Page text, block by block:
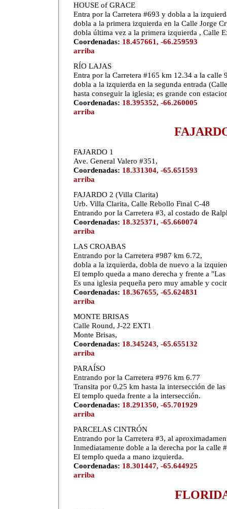
HOUSE of GRACE
Entra por la Carretera #693 y dobla a la
dobla a la primera izquierda en la Calle Jorge
dobla última vez a la primera izquierda , Calle
Coordenadas: 18.457661, -66.259593
arriba
RÍO LAJAS
Entra por la Carretera #165 km 12.34 a la calle
dobla a la izquierda en la segunda entrada
hasta conseguir la iglesia; es grande con
Coordenadas: 18.395352, -66.260005
arriba
FAJARDO 1
Ave. General Valero #351,
Coordenadas: 18.331304, -65.651593
arriba
FAJARDO 2 (Villa Clarita)
Urb. Villa Clarita, Calle Rebollo Final C-48
Entrando por la Carretera #3, al costado de
Coordenadas: 18.325371, -65.660074
arriba
LAS CROABAS
Entrando por la Carretera #987 km 6.72,
dobla a la izquierda, dobla de nuevo a la
El templo queda a mano derecha y frente a
Es una iglesia pequeña pero muy amable y
Coordenadas: 18.367655, -65.624831
arriba
MONTE BRISAS
Calle Round, J-22 EXT1
Monte Brisas,
Coordenadas: 18.345243, -65.655132
arriba
PARAÍSO
Entrando por la Carretera #976 km 6.77
Transita por 0.25 km hasta la intersección de
El templo queda frente a la intersección.
Coordenadas: 18.291350, -65.701929
arriba
PARCELAS CINTRÓN
Entrando por la Carretera #3, al
Inmediatamente doble a la derecha por la calle
El templo queda a mano izquierda.
Coordenadas: 18.301447, -65.644925
arriba